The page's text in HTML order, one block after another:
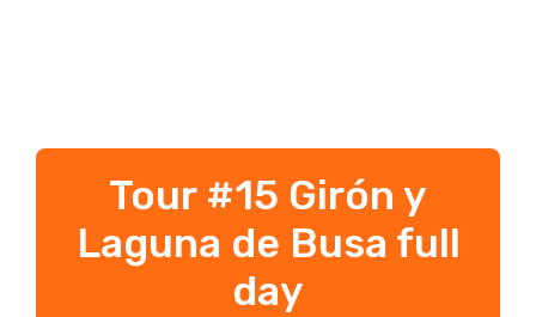
Tour #15 Girón y
Laguna de Busa full
day